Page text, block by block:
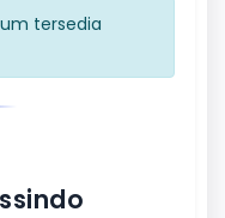
tersedia